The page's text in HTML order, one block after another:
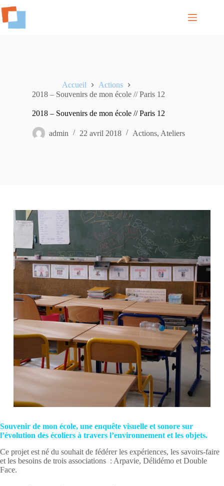
au
contenu
Accueil
Actions
2018 – Souvenirs de mon école // Paris 12
2018 – Souvenirs de mon école // Paris 12
admin 22 avril 2018 Actions, Ateliers
Souvenir de mon école, une enquête visuelle et sonore sur
l’évolution des écoliers à travers l’environnement et les objets.
Ce projet est né du souhait de fédérer les expériences, les savoirs-faire
et les besoins de trois associations : Arpavie, Délidémo et Double
Face.